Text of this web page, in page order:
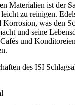
Materialien ist der
zu reinigen.
Korrosion, was den
und seine
und
des ISI